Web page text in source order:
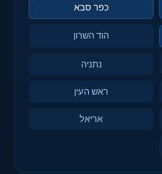
כפר סבא
הוד השרון
נתניה
ראש העין
אריאל